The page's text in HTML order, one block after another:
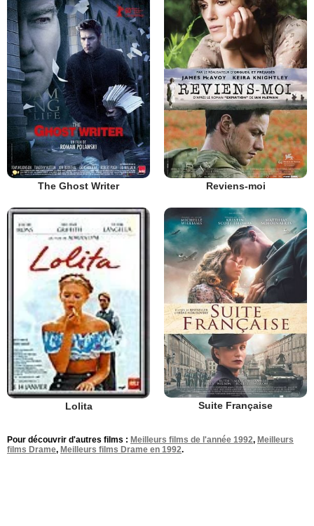
The Ghost Writer Reviens-moi
Lolita Suite Française
Pour découvrir d'autres films : Meilleurs films de l'année 1992, Meilleurs
films Drame, Meilleurs films Drame en 1992.